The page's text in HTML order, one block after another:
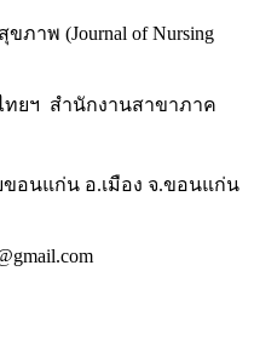
ภาพ (Journal of Nursing
ทยฯ สำนักงานสาขาภาค
อนแก่น อ.เมือง จ.ขอนแก่น